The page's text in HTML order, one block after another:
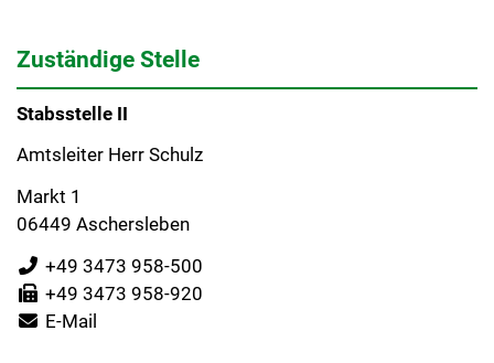
Zuständige Stelle
Stabsstelle II
Amtsleiter Herr Schulz
Markt 1
06449 Aschersleben
+49 3473 958-500
+49 3473 958-920
E-Mail